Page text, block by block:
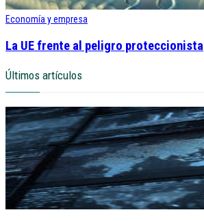
Economía y empresa
La UE frente al peligro proteccionista
Últimos artículos